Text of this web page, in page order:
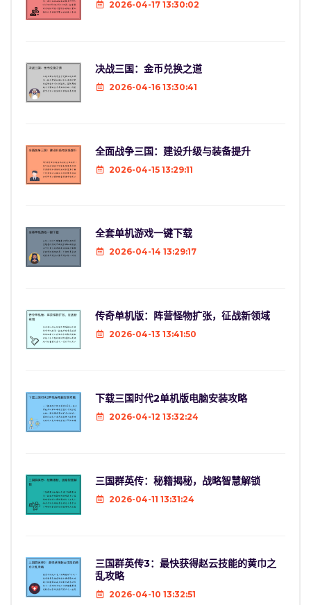
2026-04-17 13:30:02
决战三国：金币兑换之道
2026-04-16 13:30:41
全面战争三国：建设升级与装备提升
2026-04-15 13:29:11
全套单机游戏一键下载
2026-04-14 13:29:17
传奇单机版：阵营怪物扩张，征战新领域
2026-04-13 13:41:50
下载三国时代2单机版电脑安装攻略
2026-04-12 13:32:24
三国群英传：秘籍揭秘，战略智慧解锁
2026-04-11 13:31:24
三国群英传3：最快获得赵云技能的黄巾之
乱攻略
2026-04-10 13:32:51